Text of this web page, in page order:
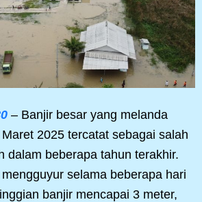
– Banjir besar yang melanda
2025 tercatat sebagai salah
dalam beberapa tahun terakhir.
selama beberapa hari
banjir mencapai 3 meter,